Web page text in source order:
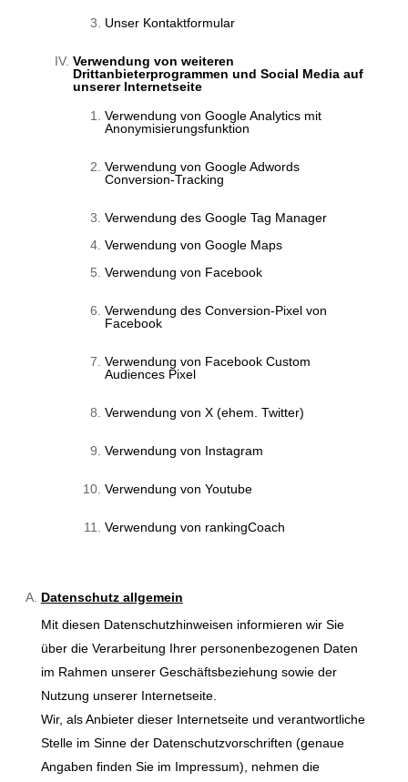
Unser Kontaktformular
Verwendung von weiteren
Drittanbieterprogrammen und Social Media auf
unserer Internetseite
Verwendung von Google Analytics mit
Anonymisierungsfunktion
Verwendung von Google Adwords
Conversion-Tracking
Verwendung des Google Tag Manager
Verwendung von Google Maps
Verwendung von Facebook
Verwendung des Conversion-Pixel von
Facebook
Verwendung von Facebook Custom
Audiences Pixel
Verwendung von X (ehem. Twitter)
Verwendung von Instagram
Verwendung von Youtube
Verwendung von rankingCoach
Datenschutz allgemein
Mit diesen Datenschutzhinweisen informieren wir Sie
über die Verarbeitung Ihrer personenbezogenen Daten
im Rahmen unserer Geschäftsbeziehung sowie der
Nutzung unserer Internetseite.
Wir, als Anbieter dieser Internetseite und verantwortliche
Stelle im Sinne der Datenschutzvorschriften (genaue
Angaben finden Sie im Impressum), nehmen die